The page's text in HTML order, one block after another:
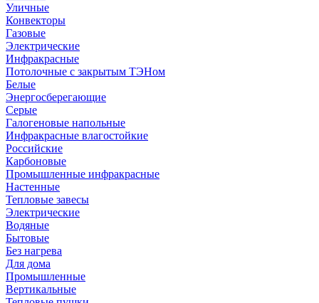
Уличные
Конвекторы
Газовые
Электрические
Инфракрасные
Потолочные с закрытым ТЭНом
Белые
Энергосберегающие
Серые
Галогеновые напольные
Инфракрасные влагостойкие
Российские
Карбоновые
Промышленные инфракрасные
Настенные
Тепловые завесы
Электрические
Водяные
Бытовые
Без нагрева
Для дома
Промышленные
Вертикальные